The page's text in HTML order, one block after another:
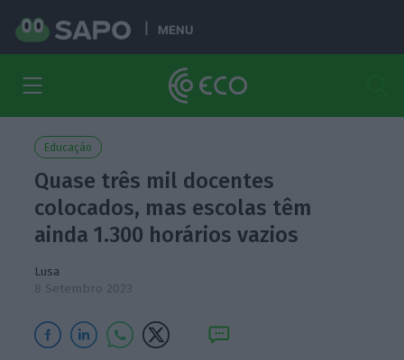
MENU
Educação
Quase três mil docentes
colocados, mas escolas têm
ainda 1.300 horários vazios
Lusa
8 Setembro 2023